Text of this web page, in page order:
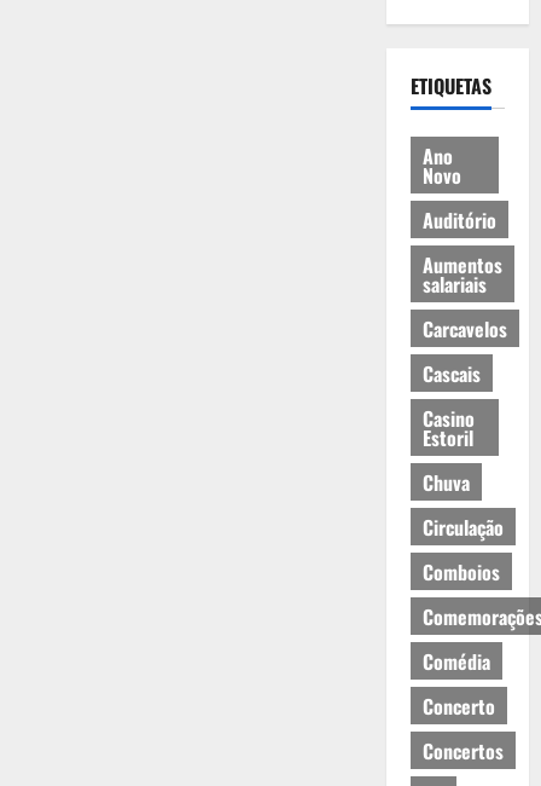
ETIQUETAS
Ano
Novo
Auditório
Aumentos
salariais
Carcavelos
Cascais
Casino
Estoril
Chuva
Circulação
Comboios
Comédia
Concerto
Concertos